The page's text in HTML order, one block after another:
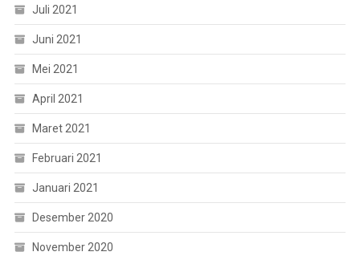
Juli 2021
Juni 2021
Mei 2021
April 2021
Maret 2021
Februari 2021
Januari 2021
Desember 2020
November 2020